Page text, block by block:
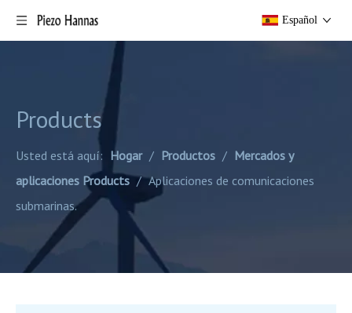
Español
Products
Usted está aquí: Hogar / Productos / Mercados y
aplicaciones Products / Aplicaciones de comunicaciones
submarinas.